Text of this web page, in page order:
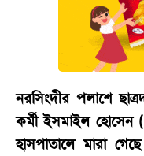
আর্কাইভ
নরসিংদীর পলাশে
কর্মী ইসমাইল হোসেন
হাসপাতালে মারা